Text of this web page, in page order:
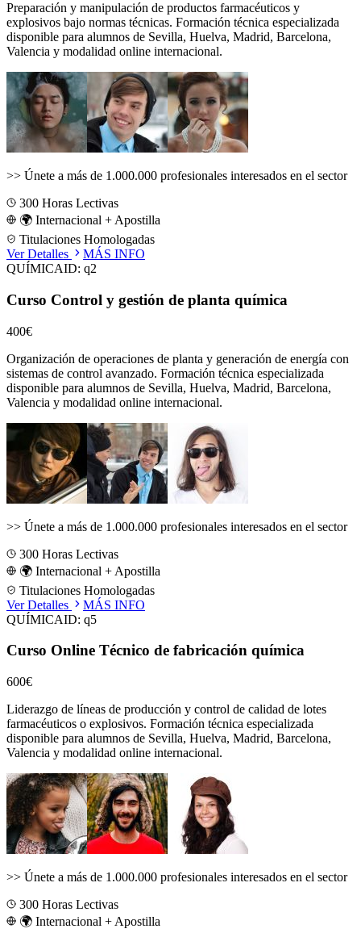
Preparación y manipulación de productos farmacéuticos y
explosivos bajo normas técnicas. Formación técnica especializada
disponible para alumnos de Sevilla, Huelva, Madrid, Barcelona,
Valencia y modalidad online internacional.
>> Únete a más de 1.000.000 profesionales interesados en el sector
300 Horas Lectivas
🌍 Internacional + Apostilla
Titulaciones Homologadas
Ver Detalles
MÁS INFO
QUÍMICAID: q2
Curso Control y gestión de planta química
400€
Organización de operaciones de planta y generación de energía con
sistemas de control avanzado. Formación técnica especializada
disponible para alumnos de Sevilla, Huelva, Madrid, Barcelona,
Valencia y modalidad online internacional.
>> Únete a más de 1.000.000 profesionales interesados en el sector
300 Horas Lectivas
🌍 Internacional + Apostilla
Titulaciones Homologadas
Ver Detalles
MÁS INFO
QUÍMICAID: q5
Curso Online Técnico de fabricación química
600€
Liderazgo de líneas de producción y control de calidad de lotes
farmacéuticos o explosivos. Formación técnica especializada
disponible para alumnos de Sevilla, Huelva, Madrid, Barcelona,
Valencia y modalidad online internacional.
>> Únete a más de 1.000.000 profesionales interesados en el sector
300 Horas Lectivas
🌍 Internacional + Apostilla